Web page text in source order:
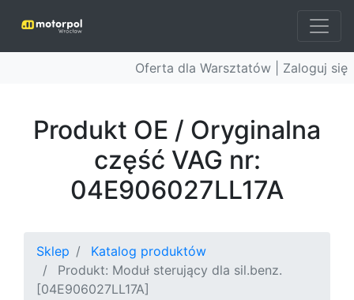
Oferta dla Warsztatów | Zaloguj się
Produkt OE / Oryginalna
część VAG nr:
04E906027LL17A
Sklep
Katalog produktów
Produkt: Moduł sterujący dla sil.benz.
[04E906027LL17A]